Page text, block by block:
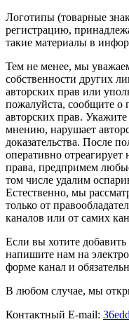
Логотипы (товарные
регистрацию,
такие материалы в
Тем не менее, мы
собственности других
авторских прав или
пожалуйста, сообщите о
авторских прав.
мнению, нарушает
доказательства. После
оперативно отреагирует
права, предпримем
том числе удалим
Естественно, мы
только от
каналов или от самих
Если вы хотите
напишите нам на
форме канал и
В любом случае, мы
Контактный E-mail: